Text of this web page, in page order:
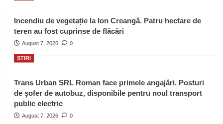
Incendiu de vegetație la Ion Creangă. Patru hectare de
teren au fost cuprinse de flăcări
August 7, 2026 0
STIRI
Trans Urban SRL Roman face primele angajări. Posturi
de șofer de autobuz, disponibile pentru noul transport
public electric
August 7, 2026 0